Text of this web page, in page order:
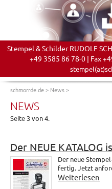
Stempel & Schilder RUDOLF
+49 3585 86 78-0 | Fax
schmorrde.de> News>
NEWS
Seite 3 von 4.
Der NEUE KATALOG
Der neue
fertig. Jetzt
Weiterlesen